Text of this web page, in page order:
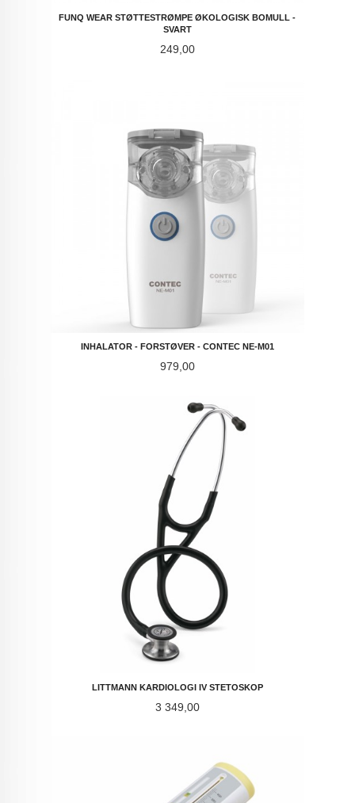
FUNQ WEAR STØTTESTRØMPE ØKOLOGISK BOMULL -
SVART
Pris
249,00
INHALATOR - FORSTØVER - CONTEC NE-M01
Pris
979,00
LITTMANN KARDIOLOGI IV STETOSKOP
Pris
3 349,00